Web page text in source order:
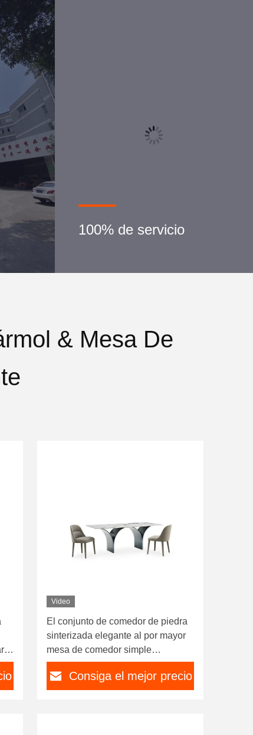
100% de servicio
& Mesa De
Video
El conjunto de comedor de piedra
sinterizada elegante al por mayor
mesa de comedor simple
rectangular mesa de comedor de
mármolConsiga el mejor precio